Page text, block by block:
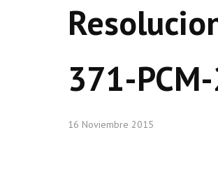
371-
16 Noviembre 2015